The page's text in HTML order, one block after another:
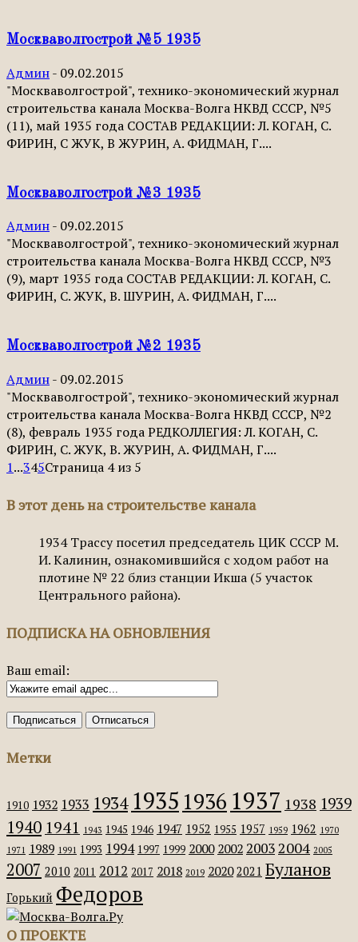
Москваволгострой №5 1935
Админ- 09.02.2015
"Москваволгострой", технико-экономический журнал
строительства канала Москва-Волга НКВД СССР, №5
(11), май 1935 года СОСТАВ РЕДАКЦИИ: Л. КОГАН, С.
ФИРИН, С ЖУК, В ЖУРИН, А. ФИДМАН, Г....
Москваволгострой №3 1935
Админ- 09.02.2015
"Москваволгострой", технико-экономический журнал
строительства канала Москва-Волга НКВД СССР, №3
(9), март 1935 года СОСТАВ РЕДАКЦИИ: Л. КОГАН, С.
ФИРИН, С. ЖУК, В. ШУРИН, А. ФИДМАН, Г....
Москваволгострой №2 1935
Админ- 09.02.2015
"Москваволгострой", технико-экономический журнал
строительства канала Москва-Волга НКВД СССР, №2
(8), февраль 1935 года РЕДКОЛЛЕГИЯ: Л. КОГАН, С.
ФИРИН, С. ЖУК, В. ЖУРИН, А. ФИДМАН, Г....
1...345Страница 4 из 5
В этот день на строительстве канала
1934 Трассу посетил председатель ЦИК СССР М.
И. Калинин, ознакомившийся с ходом работ на
плотине № 22 близ станции Икша (5 участок
Центрального района).
ПОДПИСКА НА ОБНОВЛЕНИЯ
Ваш email:
Метки
1910 1932 1933 1934 1935 1936 1937 1938 1939
1940 1941 1943 1945 1946 1947 1952 1955 1957 1959 1962 1970
1971 1989 1991 1993 1994 1997 1999 2000 2002 20032004 2005
2007 2010 2011 2012 2017 2018 2019 2020 2021 Буланов
Горький Федоров
О ПРОЕКТЕ